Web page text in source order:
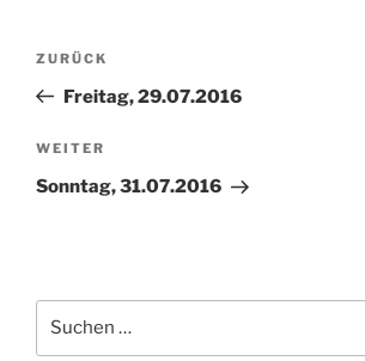
Beitragsnavigation
Vorheriger
Beitrag
ZURÜCK
Freitag, 29.07.2016
Nächster
Beitrag
WEITER
Sonntag, 31.07.2016
nach: